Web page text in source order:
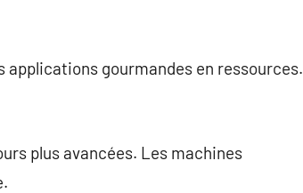
gourmandes en ressources.
plus avancées. Les machines